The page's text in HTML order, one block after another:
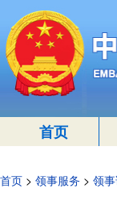
首页
首页 > 领事服务 > 领